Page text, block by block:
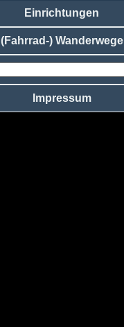
Einrichtungen
(Fahrrad-) Wanderwege
Impressum